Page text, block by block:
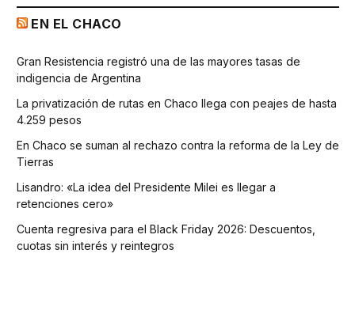
EN EL CHACO
Gran Resistencia registró una de las mayores tasas de
indigencia de Argentina
La privatización de rutas en Chaco llega con peajes de hasta
4.259 pesos
En Chaco se suman al rechazo contra la reforma de la Ley de
Tierras
Lisandro: «La idea del Presidente Milei es llegar a
retenciones cero»
Cuenta regresiva para el Black Friday 2026: Descuentos,
cuotas sin interés y reintegros